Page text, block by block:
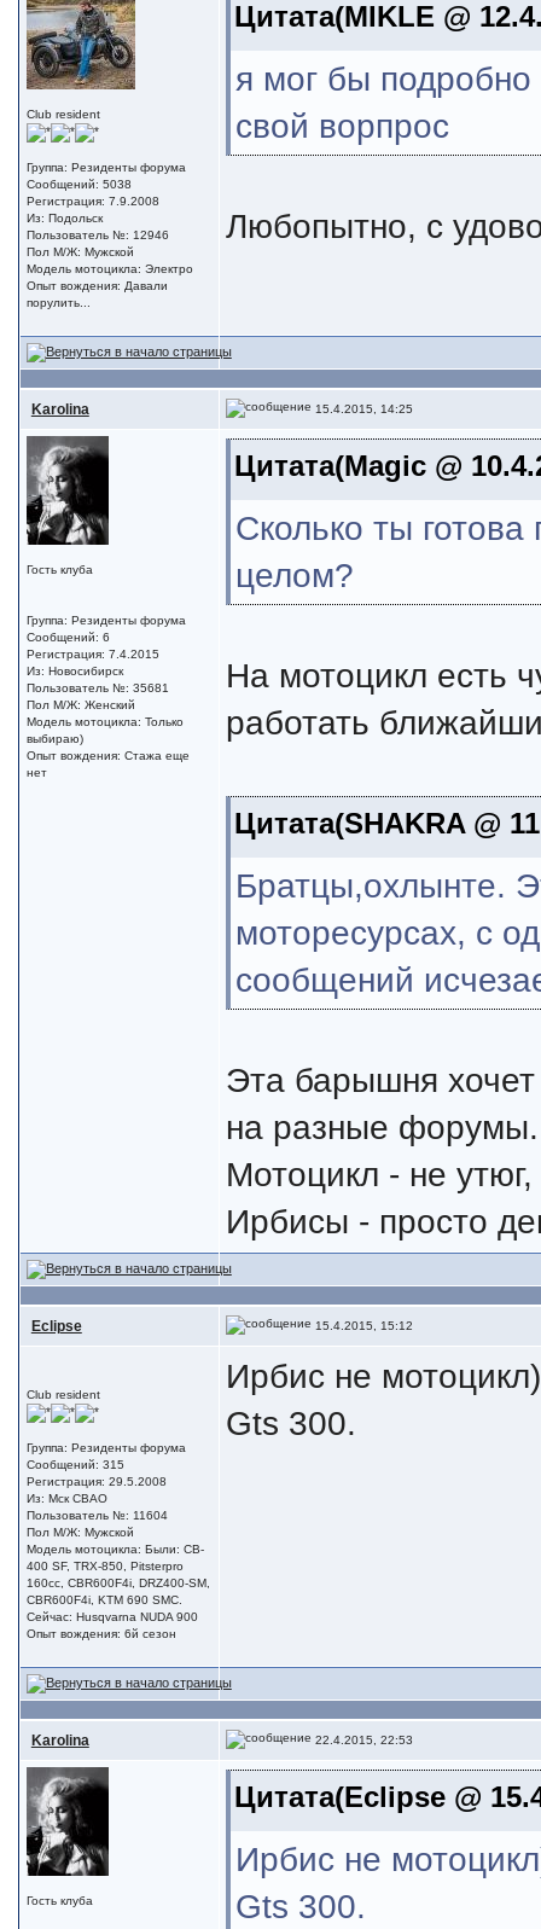
Club resident
Группа: Резиденты форума
Сообщений: 5038
Регистрация: 7.9.2008
Из: Подольск
Пользователь №: 12946
Пол М/Ж: Мужской
Модель мотоцикла: Электро
Опыт вождения: Давали
порулить...
Цитата(MIKLE @
я мог бы
свой ворпрос
Любопытно, с
Karolina 15.4.2015, 14:25
Гость клуба
Группа: Резиденты форума
Сообщений: 6
Регистрация: 7.4.2015
Из: Новосибирск
Пользователь №: 35681
Пол М/Ж: Женский
Модель мотоцикла: Только
выбираю)
Опыт вождения: Стажа еще
нет
Цитата(Magic @
Сколько ты готова
целом?
На мотоцикл есть
работать
Цитата(SHAKRA @
Братцы,охлынте.
моторесурсах, с
сообщений
Эта барышня
на разные форумы.
Мотоцикл - не
Ирбисы - просто
Eclipse 15.4.2015, 15:12
Club resident
Группа: Резиденты форума
Сообщений: 315
Регистрация: 29.5.2008
Из: Мск СВАО
Пользователь №: 11604
Пол М/Ж: Мужской
Модель мотоцикла: Были: CB-
400 SF, TRX-850, Pitsterpro
160cc, CBR600F4i, DRZ400-SM,
CBR600F4i, KTM 690 SMC.
Сейчас: Husqvarna NUDA 900
Опыт вождения: 6й сезон
Ирбис не
Gts 300.
Karolina 22.4.2015, 22:53
Гость клуба
Цитата(Eclipse @
Ирбис не
Gts 300.